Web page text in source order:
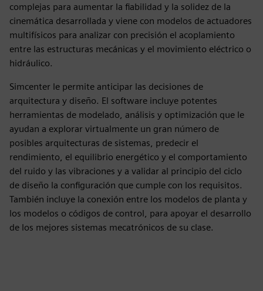
complejas para aumentar la fiabilidad y la solidez de la
cinemática desarrollada y viene con modelos de actuadores
multifísicos para analizar con precisión el acoplamiento
entre las estructuras mecánicas y el movimiento eléctrico o
hidráulico.
Simcenter le permite anticipar las decisiones de
arquitectura y diseño. El software incluye potentes
herramientas de modelado, análisis y optimización que le
ayudan a explorar virtualmente un gran número de
posibles arquitecturas de sistemas, predecir el
rendimiento, el equilibrio energético y el comportamiento
del ruido y las vibraciones y a validar al principio del ciclo
de diseño la configuración que cumple con los requisitos.
También incluye la conexión entre los modelos de planta y
los modelos o códigos de control, para apoyar el desarrollo
de los mejores sistemas mecatrónicos de su clase.